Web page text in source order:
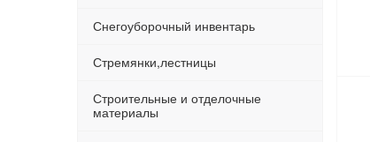
Снегоуборочный инвентарь
Стремянки,лестницы
Строительные и отделочные
материалы